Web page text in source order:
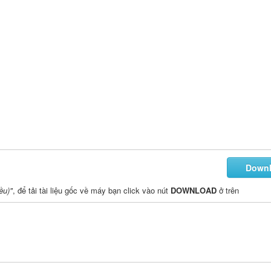
, để tải tài liệu gốc về máy bạn click vào nút DOWNLOAD ở trên